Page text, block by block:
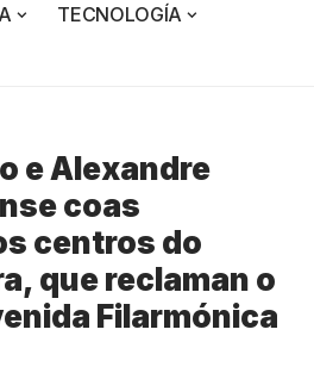
TECNOLOGÍA
e Alexandre
coas
centros do
que reclaman o
Filarmónica